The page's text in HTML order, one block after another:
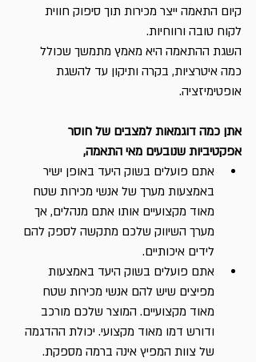
קיום התאמה ייצר מכירות תוך סיפוק חווית
לקוח טובה ורווחיות.
השגת ההתאמה היא מאמץ מתמשך שכולל
כמה איטרציות, בקרה ותיקון עד להשגת
אופטימיזציה.
אתן כמה דוגמאות למצבים של חוסר
אפקטיביות שנובעים מאי התאמה,
אתם פועלים בשוק היעד באופן ישיר
באמצעות מערך של אנשי מכירות שטח
מאוד מקצועיים אותו אתם מנהלים, אך
מערך השיווק שלכם מתקשה לספק להם
לידים איכותיים.
אתם פועלים בשוק היעד באמצעות
מפיצים שיש להם אנשי מכירות שטח
מאוד מקצועיים. המוצר שלכם מורכב
ודורש דמו מאוד מקצועי. יכולת ההדגמה
של צוות המפיץ אינה ברמה מספקת.